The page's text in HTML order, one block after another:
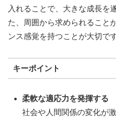
入れることで、大きな成長を
た、周囲から求められること
ンス感覚を持つことが大切です
キーポイント
柔軟な適応力を発揮する
社会や人間関係の変化が